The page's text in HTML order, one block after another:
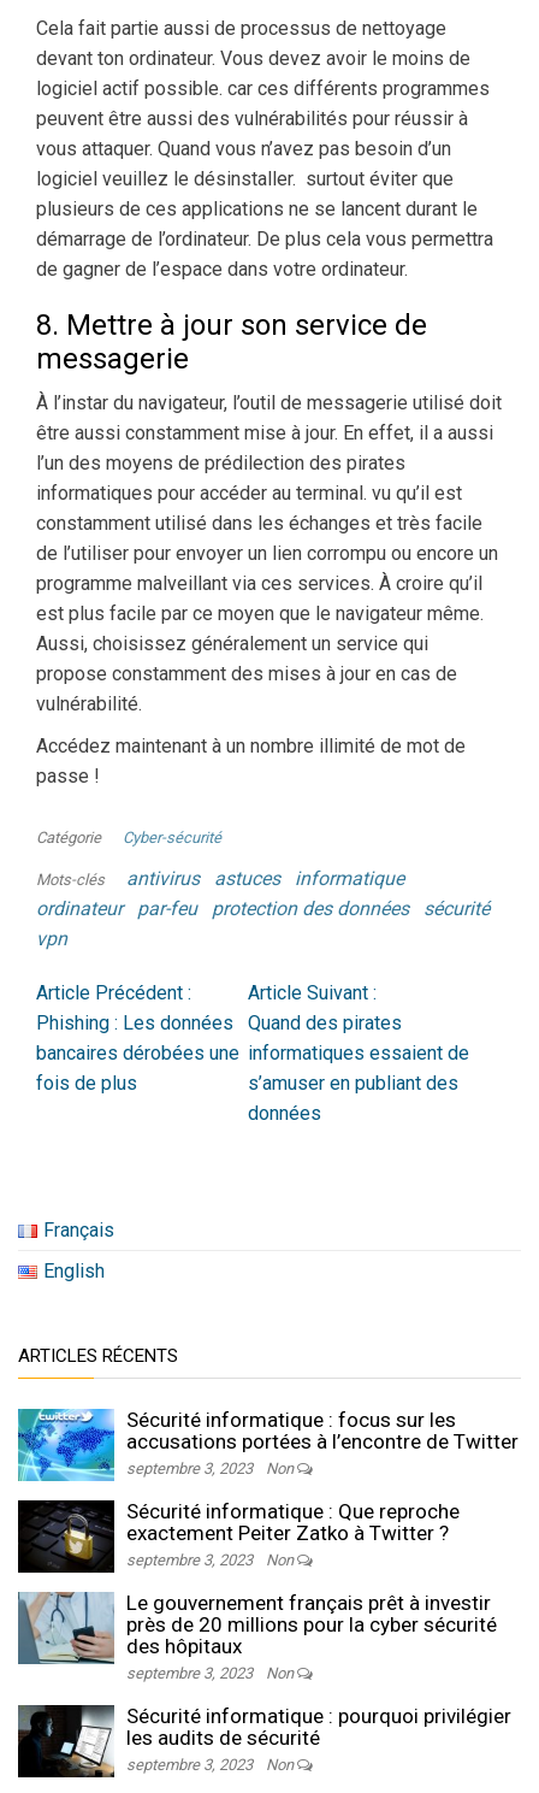
Cela fait partie aussi de processus de nettoyage
devant ton ordinateur. Vous devez avoir le moins de
logiciel actif possible. car ces différents programmes
peuvent être aussi des vulnérabilités pour réussir à
vous attaquer. Quand vous n’avez pas besoin d’un
logiciel veuillez le désinstaller. surtout éviter que
plusieurs de ces applications ne se lancent durant le
démarrage de l’ordinateur. De plus cela vous permettra
de gagner de l’espace dans votre ordinateur.
8. Mettre à jour son service de
messagerie
À l’instar du navigateur, l’outil de messagerie utilisé doit
être aussi constamment mise à jour. En effet, il a aussi
l’un des moyens de prédilection des pirates
informatiques pour accéder au terminal. vu qu’il est
constamment utilisé dans les échanges et très facile
de l’utiliser pour envoyer un lien corrompu ou encore un
programme malveillant via ces services. À croire qu’il
est plus facile par ce moyen que le navigateur même.
Aussi, choisissez généralement un service qui
propose constamment des mises à jour en cas de
vulnérabilité.
Accédez maintenant à un nombre illimité de mot de
passe !
Catégorie Cyber-sécurité
Mots-clés antivirus astuces
informatique
ordinateur
par-feu protection des données
sécurité
vpn
Article Précédent :
Phishing : Les données
bancaires dérobées une
fois de plus
Article Suivant :
Quand des pirates
informatiques essaient de
s’amuser en publiant des
données
Français
English
ARTICLES RÉCENTS
Sécurité informatique : focus sur les
accusations portées à l’encontre de Twitter
septembre 3, 2023 Non
Sécurité informatique : Que reproche
exactement Peiter Zatko à Twitter ?
septembre 3, 2023 Non
Le gouvernement français prêt à investir
près de 20 millions pour la cyber sécurité
des hôpitaux
septembre 3, 2023 Non
Sécurité informatique : pourquoi privilégier
les audits de sécurité
septembre 3, 2023 Non